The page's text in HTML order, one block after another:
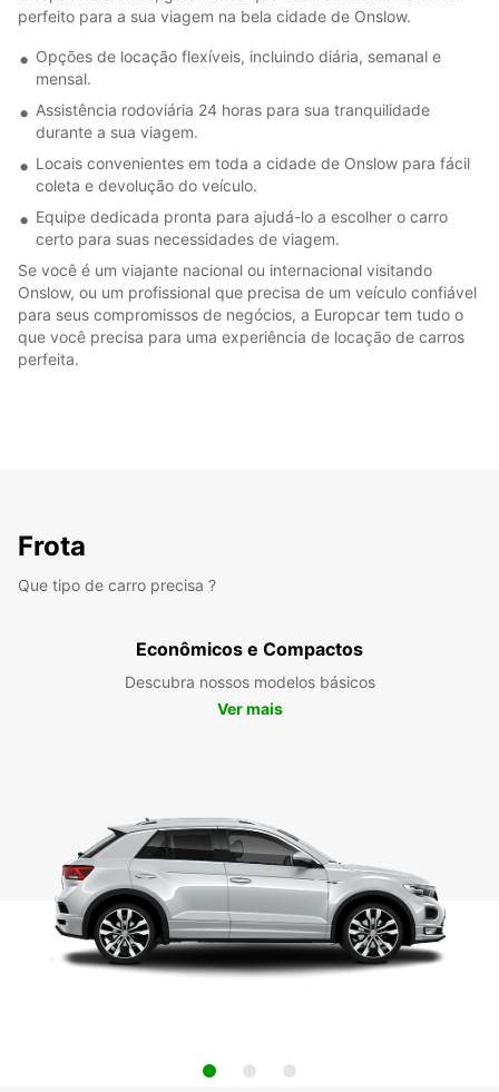
perfeito para a sua viagem na bela cidade de Onslow.
Opções de locação flexíveis, incluindo diária, semanal e
mensal.
Assistência rodoviária 24 horas para sua tranquilidade
durante a sua viagem.
Locais convenientes em toda a cidade de Onslow para fácil
coleta e devolução do veículo.
Equipe dedicada pronta para ajudá-lo a escolher o carro
certo para suas necessidades de viagem.
Se você é um viajante nacional ou internacional visitando
Onslow, ou um profissional que precisa de um veículo confiável
para seus compromissos de negócios, a Europcar tem tudo o
que você precisa para uma experiência de locação de carros
perfeita.
Frota
Que tipo de carro precisa ?
Econômicos e Compactos
Descubra nossos modelos básicos
Ver mais